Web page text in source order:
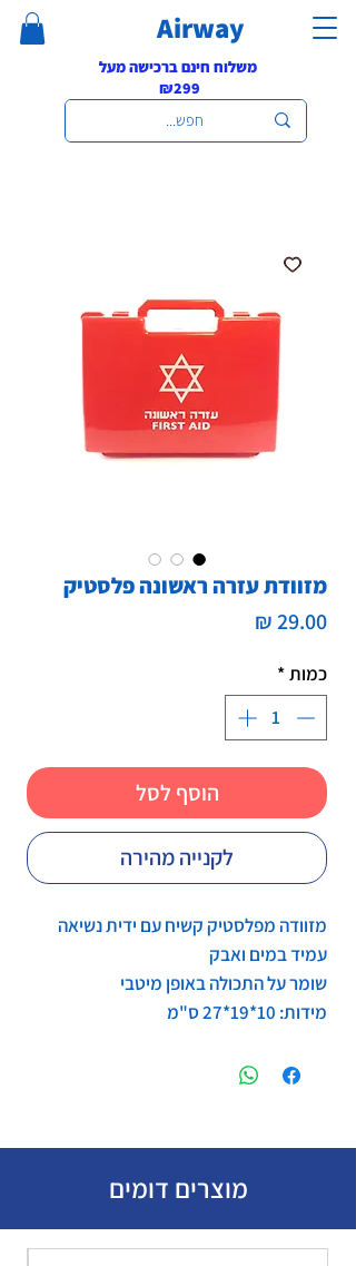
Airway
משלוח חינם ברכישה מעל
₪299
מזוודת עזרה ראשונה פלסטיק​
כמות*
הוסף לסל
לקנייה מהירה
מזוודה מפלסטיק קשיח עם ידית נשיאה
עמיד במים ואבק
שומר על התכולה באופן מיטבי
מידות: 10*19*27 ס"מ
מוצרים דומים